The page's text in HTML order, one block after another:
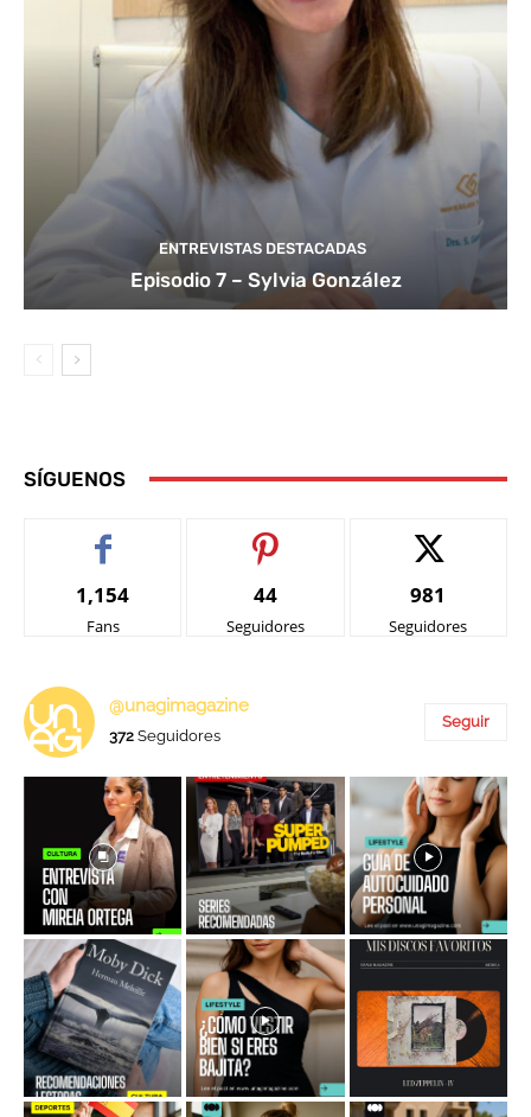
ENTREVISTAS DESTACADAS
Episodio 7 – Sylvia González
SÍGUENOS
1,154
Fans
44
Seguidores
981
Seguidores
@unagimagazine
372 Seguidores
Seguir